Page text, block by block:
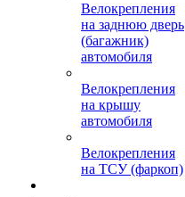
Велокрепления
на заднюю дверь
(багажник)
автомобиля
Велокрепления
на крышу
автомобиля
Велокрепления
на ТСУ (фаркоп)